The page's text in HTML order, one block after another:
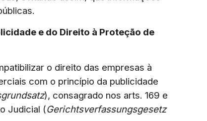
e do Direito à Proteção de
o direito das empresas à
com o princípio da publicidade
), consagrado nos arts. 169 e
Judicial (Gerichtsverfassungsgesetz